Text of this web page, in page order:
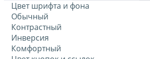
Цвет шрифта и фона
Обычный
Контрастный
Инверсия
Комфортный